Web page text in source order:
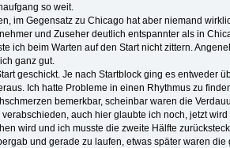
so weit.
im Gegensatz zu Chicago hat aber niemand
und Zuseher deutlich entspannter als in
ich beim Warten auf den Start nicht zittern.
ganz gut.
geschickt. Je nach Startblock ging es entweder
Ich hatte Probleme in einen Rhythmus zu
bemerkbar, scheinbar waren die
auch hier glaubte ich noch, jetzt
wird und ich musste die zweite Hälfte
und gerade zu laufen, etwas später waren die